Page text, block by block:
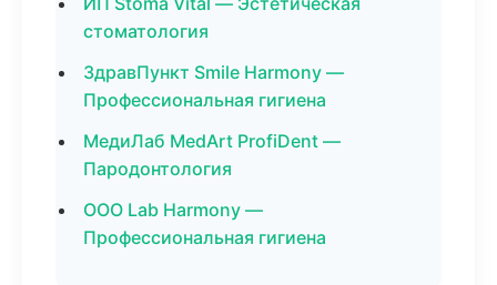
стоматология
ЗдравПункт Smile Harmony —
Профессиональная гигиена
МедиЛаб MedArt ProfiDent —
Пародонтология
ООО Lab Harmony —
Профессиональная гигиена